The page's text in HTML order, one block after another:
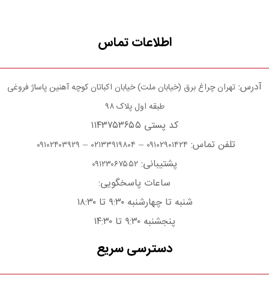
اطلاعات تماس
آدرس: تهران چراغ برق (خیابان ملت) خیابان اکباتان کوچه آهنین پاساژ فروغی
طبقه اول پلاک ۹۸
کد پستی ۱۱۴۳۷۵۳۶۵۵
تلفن تماس: ۰۹۱۰۲۹۰۱۴۲۴ – ۰۲۱۳۳۹۱۹۸۰۴ – ۰۹۱۰۲۴۰۳۹۲۹
پشتیبانی: ۰۹۱۲۳۰۶۷۵۵۲
ساعات پاسخگویی:
شنبه تا چهارشنبه ۹:۳۰ تا ۱۸:۳۰
پنجشنبه ۹:۳۰ تا ۱۴:۳۰
دسترسی سریع